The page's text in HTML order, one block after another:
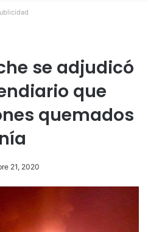
se adjudicó
que
quemados
21, 2020